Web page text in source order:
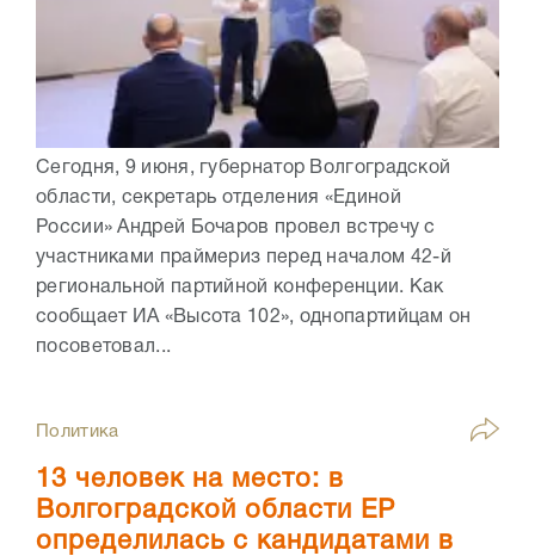
Сегодня, 9 июня, губернатор Волгоградской
области, секретарь отделения «Единой
России» Андрей Бочаров провел встречу с
участниками праймериз перед началом 42-й
региональной партийной конференции. Как
сообщает ИА «Высота 102», однопартийцам он
посоветовал...
Политика
13 человек на место: в
Волгоградской области ЕР
определилась с кандидатами в